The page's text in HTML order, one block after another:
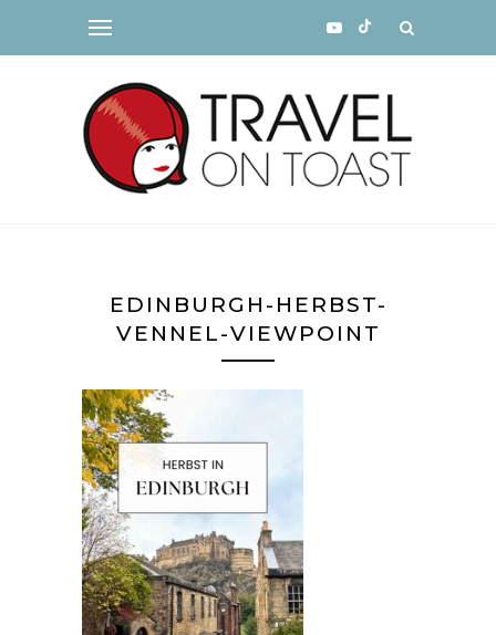
EDINBURGH-HERBST-
VENNEL-VIEWPOINT